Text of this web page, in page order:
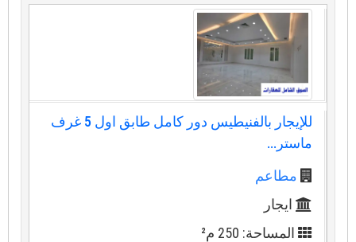
للإيجار بالفنيطيس دور كامل طابق اول 5 غرف
ماستر...
مطاعم
ايجار
المساحة: 250 م²